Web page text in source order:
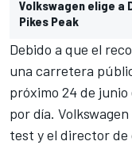
Volkswagen elige a
Pikes Peak
Debido a que el
una carretera
próximo 24 de
por día. Volkswagen
test y el director de